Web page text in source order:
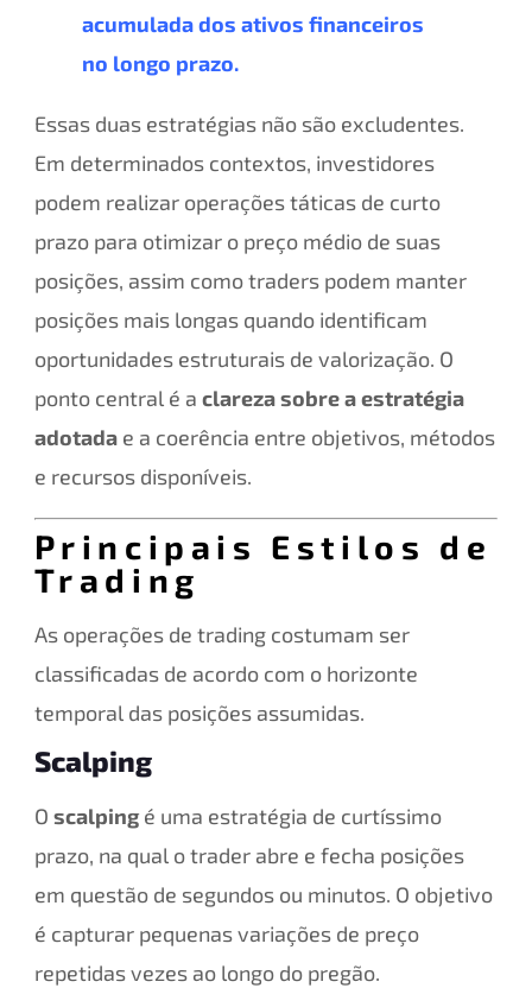
acumulada dos ativos financeiros
no longo prazo.
Essas duas estratégias não são excludentes.
Em determinados contextos, investidores
podem realizar operações táticas de curto
prazo para otimizar o preço médio de suas
posições, assim como traders podem manter
posições mais longas quando identificam
oportunidades estruturais de valorização. O
ponto central é a clareza sobre a estratégia
adotadae a coerência entre objetivos, métodos
e recursos disponíveis.
Principais Estilos de
Trading
As operações de trading costumam ser
classificadas de acordo com o horizonte
temporal das posições assumidas.
Scalping
O scalpingé uma estratégia de curtíssimo
prazo, na qual o trader abre e fecha posições
em questão de segundos ou minutos. O objetivo
é capturar pequenas variações de preço
repetidas vezes ao longo do pregão.